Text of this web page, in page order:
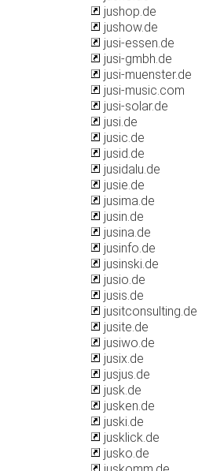
jushop.de
jushow.de
jusi-essen.de
jusi-gmbh.de
jusi-muenster.de
jusi-music.com
jusi-solar.de
jusi.de
jusic.de
jusid.de
jusidalu.de
jusie.de
jusima.de
jusin.de
jusina.de
jusinfo.de
jusinski.de
jusio.de
jusis.de
jusitconsulting.de
jusite.de
jusiwo.de
jusix.de
jusjus.de
jusk.de
jusken.de
juski.de
jusklick.de
jusko.de